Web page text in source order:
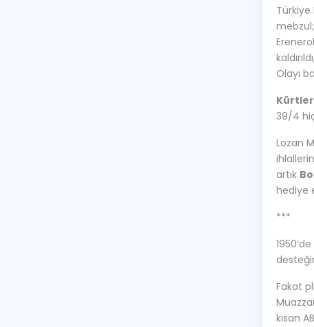
Türkiye
Olayı
Kürtler
39/4
Lozan
artık
hediye
***
Fakat
kısan